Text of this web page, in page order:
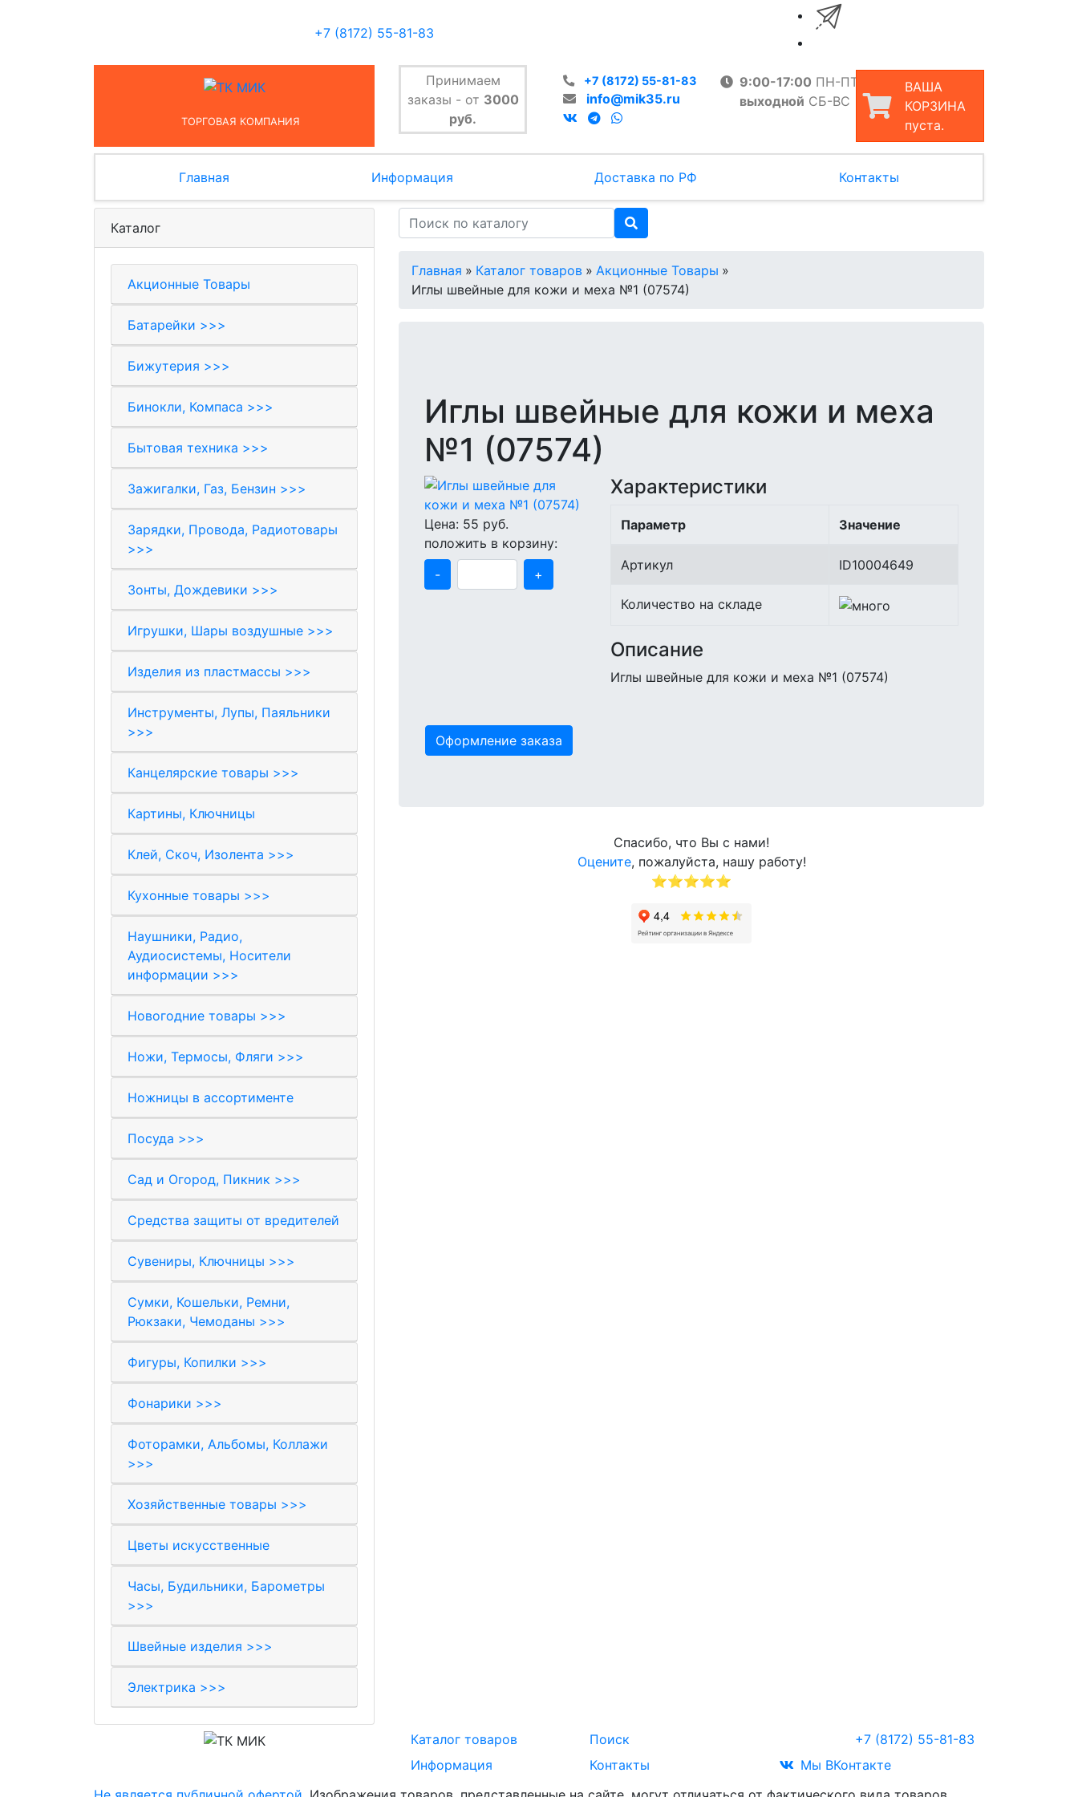
+7 (8172) 55-81-83
ТОРГОВАЯ КОМПАНИЯ
Принимаем
заказы - от 3000
руб.
+7 (8172) 55-81-83
info@mik35.ru
9:00-17:00 ПН-ПТ
выходной СБ-ВС
ВАША
КОРЗИНА
пуста.
Главная Информация Доставка по РФ Контакты
Каталог
Акционные Товары
Батарейки >>>
Бижутерия >>>
Бинокли, Компаса >>>
Бытовая техника >>>
Зажигалки, Газ, Бензин >>>
Зарядки, Провода, Радиотовары
>>>
Зонты, Дождевики >>>
Игрушки, Шары воздушные >>>
Изделия из пластмассы >>>
Инструменты, Лупы, Паяльники
>>>
Канцелярские товары >>>
Картины, Ключницы
Клей, Скоч, Изолента >>>
Кухонные товары >>>
Наушники, Радио,
Аудиосистемы, Носители
информации >>>
Новогодние товары >>>
Ножи, Термосы, Фляги >>>
Ножницы в ассортименте
Посуда >>>
Сад и Огород, Пикник >>>
Средства защиты от вредителей
Сувениры, Ключницы >>>
Сумки, Кошельки, Ремни,
Рюкзаки, Чемоданы >>>
Фигуры, Копилки >>>
Фонарики >>>
Фоторамки, Альбомы, Коллажи
>>>
Хозяйственные товары >>>
Цветы искусственные
Часы, Будильники, Барометры
>>>
Швейные изделия >>>
Электрика >>>
Главная » Каталог товаров » Акционные Товары »
Иглы швейные для кожи и меха №1 (07574)
Иглы швейные для кожи и меха
№1 (07574)
Цена: 55 руб.
положить в корзину:
-
+
Характеристики
Параметр Значение
Артикул ID10004649
Количество на складе
Описание
Иглы швейные для кожи и меха №1 (07574)
Оформление заказа
Спасибо, что Вы с нами!
Оцените, пожалуйста, нашу работу!
⭐⭐⭐⭐⭐
Каталог товаров
Информация
Поиск
Контакты
+7 (8172) 55-81-83
Мы ВКонтакте